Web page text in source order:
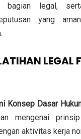
bagian legal,
yang
LEGAL
Konsep Dasar
mengenai
aktivitas kerja